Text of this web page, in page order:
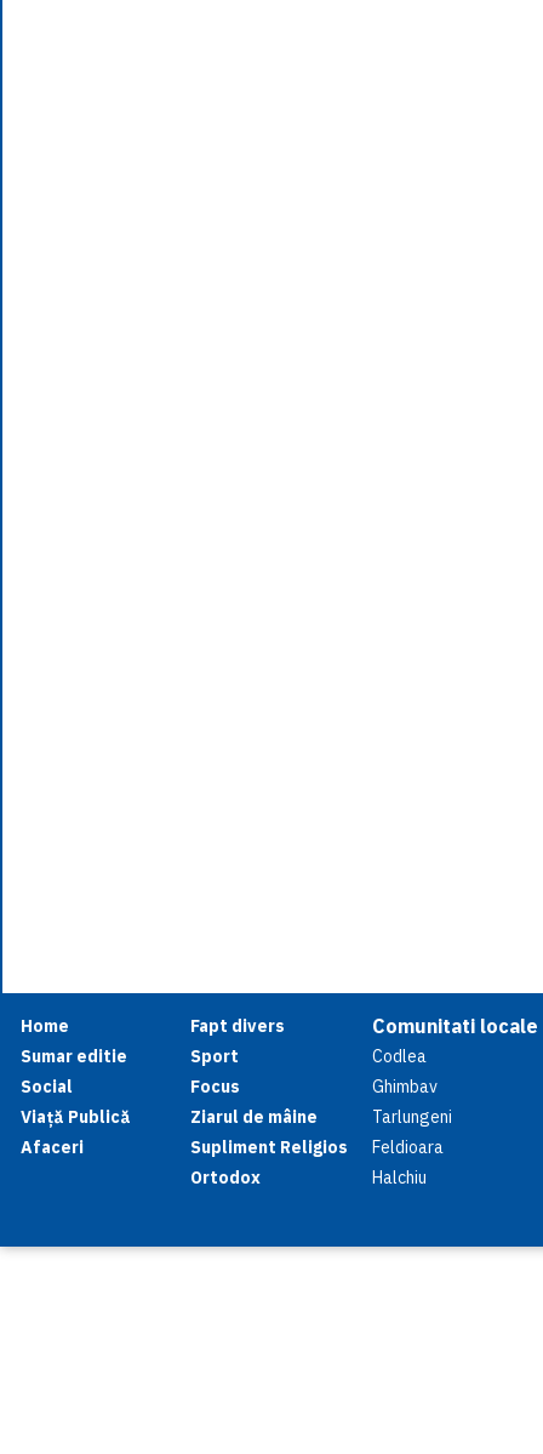
Home
Sumar editie
Social
Viață Publică
Afaceri
Fapt divers
Sport
Focus
Ziarul de mâine
Supliment Religios
Ortodox
Comunitati locale
Codlea
Ghimbav
Tarlungeni
Feldioara
Halchiu